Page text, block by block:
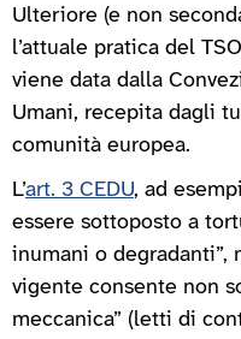
Ulteriore (e non
l’attuale pratica del
viene data dalla
Umani, recepita dagli
comunità europea.
L’art. 3 CEDU, ad
essere sottoposto a
inumani o degradanti”,
vigente consente non
meccanica” (letti di